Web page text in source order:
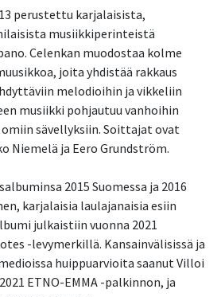
perustettu karjalaisista,
musiikkiperinteistä
Celenkan muodostaa kolme
joita yhdistää rakkaus
melodioihin ja vikkeliin
musiikki pohjautuu vanhoihin
sävellyksiin. Soittajat ovat
Niemelä ja Eero Grundström.
2015 Suomessa ja 2016
karjalaisia laulajanaisia esiin
julkaistiin vuonna 2021
-levymerkillä. Kansainvälisissä ja
huippuarvioita saanut Villoi
ETNO-EMMA -palkinnon, ja